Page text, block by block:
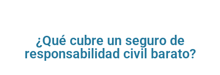
¿Qué cubre un seguro de
responsabilidad civil barato?